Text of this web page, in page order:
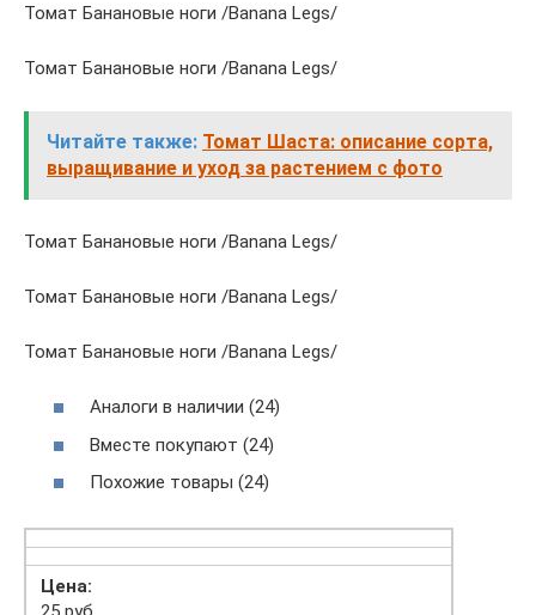
Томат Банановые ноги /Banana Legs/
Томат Банановые ноги /Banana Legs/
Читайте также: Томат Шаста: описание сорта,
выращивание и уход за растением с фото
Томат Банановые ноги /Banana Legs/
Томат Банановые ноги /Banana Legs/
Томат Банановые ноги /Banana Legs/
Аналоги в наличии (24)
Вместе покупают (24)
Похожие товары (24)
Цена: